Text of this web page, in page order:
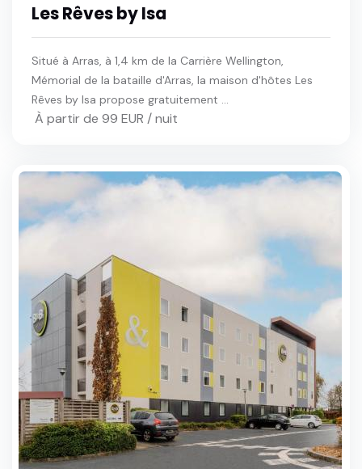
Les Rêves by Isa
Situé à Arras, à 1,4 km de la Carrière Wellington,
Mémorial de la bataille d'Arras, la maison d'hôtes Les
Rêves by Isa propose gratuitement ...
À partir de 99 EUR / nuit